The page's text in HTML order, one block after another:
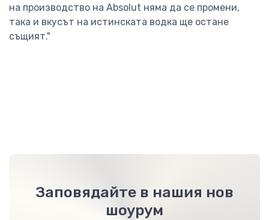
на производство на Absolut няма да се промени,
така и вкусът на истинската водка ще остане
същият."
Заповядайте в нашия нов
шоурум